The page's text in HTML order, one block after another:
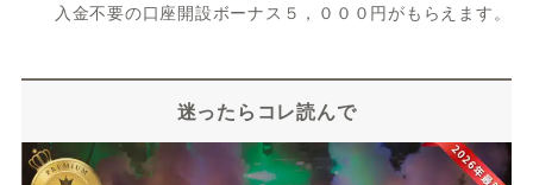
入金不要の口座開設ボーナス５，０００円がもらえます。
迷ったらコレ読んで